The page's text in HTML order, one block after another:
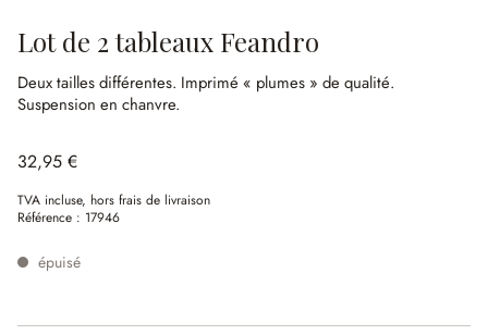
Lot de 2 tableaux Feandro
Deux tailles différentes. Imprimé « plumes » de qualité.
Suspension en chanvre.
32,95 €
TVA incluse, hors frais de livraison
Référence : 17946
épuisé